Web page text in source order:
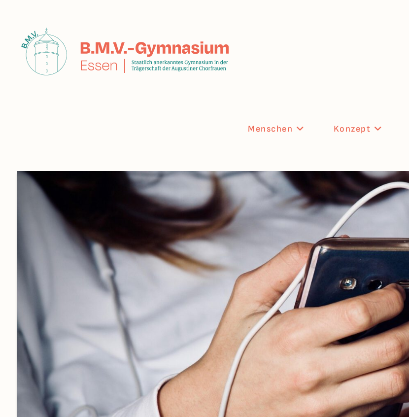
Menschen Konzept